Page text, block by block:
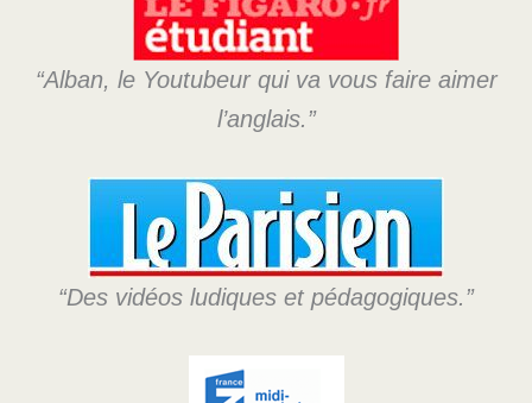
“Alban, le Youtubeur qui va vous faire aimer
l’anglais.”
“Des vidéos ludiques et pédagogiques.”